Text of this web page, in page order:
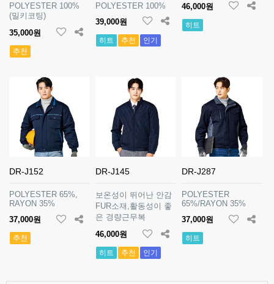
POLYESTER 100%
(밀키코팅)
35,000원
추천
POLYESTER 100%
39,000원
히트 추천 인기
46,000원
히트
DR-J152
POLYESTER 65%,
RAYON 35%
37,000원
추천
DR-J145
보온성이 뛰어난 안감
FUR소재,활동성이 좋
은 경량근무복
46,000원
히트 추천 인기
DR-J287
POLYESTER
65%/RAYON 35%
37,000원
히트